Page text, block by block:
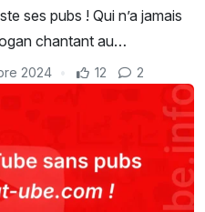
ses pubs ! Qui n’a jamais
chantant au…
2024 12 2